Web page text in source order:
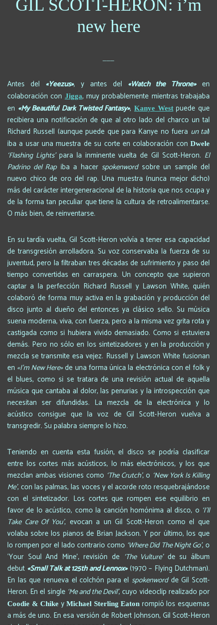
GIL SCOTT-HERON: i’m
new here
Antes del «Yeezus», y antes del «Watch the Throne»en
colaboración conJigga, muy probablemente mientras trabajaba
en «My Beautiful Dark Twisted Fantasy»,Kanye Westpuede que
recibiera una notificación de que al otro lado del charco un tal
Richard Russell (aunque puede que para Kanye no fuera un tal)
iba a usar una muestra de su corte en colaboración con Dwele
‘Flashing Lights’para la inminente vuelta de Gil Scott-Heron. El
Padrino del Rapiba a hacer spokenwordsobre un sample del
nuevo chico de oro del rap. Una muestra (nunca mejor dicho)
más del carácter intergeneracional de la historia que nos ocupa y
de la forma tan peculiar que tiene la cultura de retroalimentarse.
O más bien, de reinventarse.
En su tardía vuelta, Gil Scott-Heron volvía a tener esa capacidad
de transgresión arrolladora. Su voz conservaba la fuerza de su
juventud, pero la filtraban tres décadas de sufrimiento y paso del
tiempo convertidas en carraspera. Un concepto que supieron
captar a la perfección Richard Russell y Lawson White, quién
colaboró de forma muy activa en la grabación y producción del
disco junto al dueño del entonces ya clásico sello. Su música
suena moderna, viva, con fuerza, pero a la misma vez grita rota y
castigada como si hubiera vivido demasiado. Como si estuviera
demás. Pero no sólo en los sintetizadores y en la producción y
mezcla se transmite esa vejez. Russell y Lawson White fusionan
en «I’m New Here»de una forma única la electrónica con el folk y
el blues, como si se tratara de una revisión actual de aquella
música que cantaba al dolor, las penurias y la introspección que
necesitan ser difundidas. La mezcla de la electrónica y lo
acústico consigue que la voz de Gil Scott-Heron vuelva a
transgredir. Su palabra siempre lo hizo.
Teniendo en cuenta esta fusión, el disco se podría clasificar
entre los cortes más acústicos, lo más electrónicos, y los que
mezclan ambas visiones como ‘The Crutch’, o ‘New York Is Killing
Me’, con las palmas, las voces y el acorde roto resquebrajándose
con el sintetizador. Los cortes que rompen ese equilibrio en
favor de lo acústico, como la canción homónima al disco, o ‘I’ll
Take Care Of You’, evocan a un Gil Scott-Heron como el que
volaba sobre los pianos de Brian Jackson. Y por último, los que
lo rompen por el lado contrario como ‘Where Did The Night Go’, o
‘Your Soul And Mine’, revisión de ‘The Vulture’de su álbum
debut «Small Talk at 125th and Lennox»(1970 – Flying Dutchman).
En las que renueva el colchón para el spokenwordde Gil Scott-
Heron. En el single ‘Me and the Devil’, cuyo videoclip realizado por
Coodie & Chike yMichael Sterling Eaton rompió los esquemas
a más de uno. En esa versión de Robert Johnson, Gil Scott-Heron